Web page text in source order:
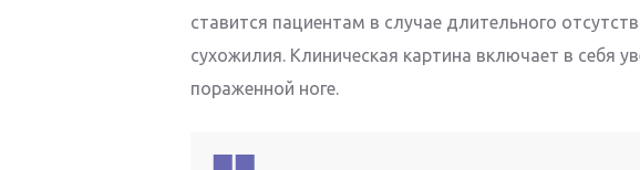
ставится пациентам в случае длительного
сухожилия. Клиническая картина включает в себя
пораженной ноге.